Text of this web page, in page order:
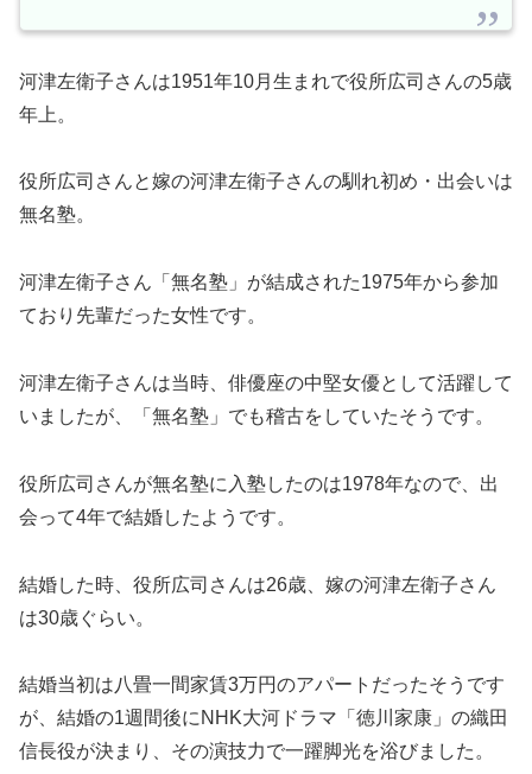
河津左衛子さんは1951年10月生まれで役所広司さんの5歳
年上。
役所広司さんと嫁の河津左衛子さんの馴れ初め・出会いは
無名塾。
河津左衛子さん「無名塾」が結成された1975年から参加
ており先輩だった女性です。
河津左衛子さんは当時、俳優座の中堅女優として活躍して
いましたが、「無名塾」でも稽古をしていたそうです。
役所広司さんが無名塾に入塾したのは1978年なので、出
会って4年で結婚したようです。
結婚した時、役所広司さんは26歳、嫁の河津左衛子さん
は30歳ぐらい。
結婚当初は八畳一間家賃3万円のアパートだったそうです
が、結婚の1週間後にNHK大河ドラマ「徳川家康」の織田
信長役が決まり、その演技力で一躍脚光を浴びました。